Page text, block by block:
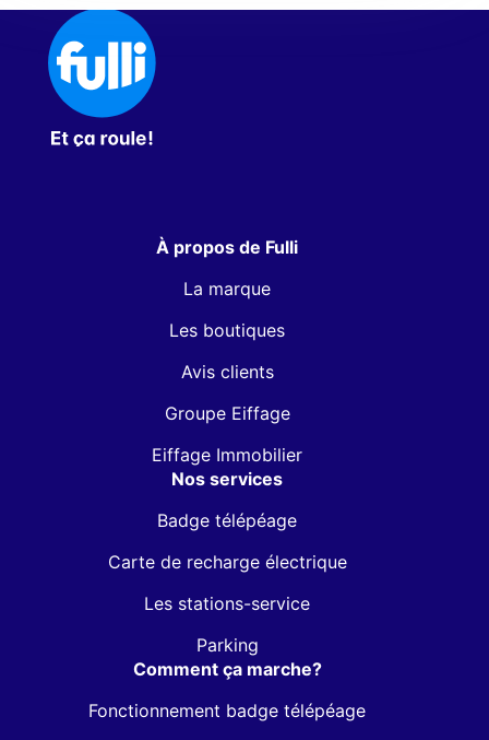
plus
À propos de Fulli
La marque
Les boutiques
Avis clients
Groupe Eiffage
Eiffage Immobilier
Nos services
Badge télépéage
Carte de recharge électrique
Les stations-service
Parking
Comment ça marche?
Fonctionnement badge télépéage